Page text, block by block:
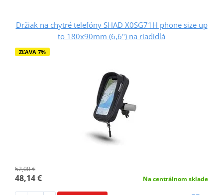
Držiak na chytré telefóny SHAD X0SG71H phone size up
to 180x90mm (6,6") na riadidlá
ZĽAVA 7%
52,00 €
48,14 € Na centrálnom sklade